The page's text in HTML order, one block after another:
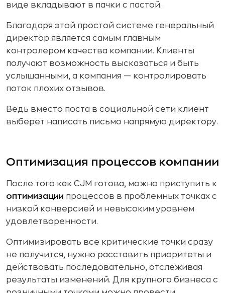
виде вкладывают в пачки с пастой.
Благодаря этой простой системе генеральный
директор является самым главным
контролером качества компании. Клиенты
получают возможность высказаться и быть
услышанными, а компания — контролировать
поток плохих отзывов.
Ведь вместо поста в социальной сети клиент
выберет написать письмо напрямую директору.
Оптимизация процессов компании
После того как CJM готова, можно приступить к
оптимизации процессов в проблемных точках с
низкой конверсией и невысоким уровнем
удовлетворенности.
Оптимизировать все критические точки сразу
не получится, нужно расставить приоритеты и
действовать последовательно, отслеживая
результаты изменений. Для крупного бизнеса с